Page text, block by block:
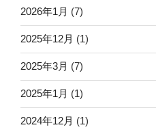
2026年1月 (7)
2025年12月 (1)
2025年3月 (7)
2025年1月 (1)
2024年12月 (1)